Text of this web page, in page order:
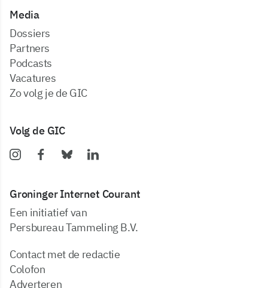
Media
dossiers
partners
podcasts
vacatures
zo volg je de GIC
Volg de GIC
Groninger Internet Courant
Een initiatief van
Persbureau Tammeling B.V.
Contact met de redactie
Colofon
Adverteren